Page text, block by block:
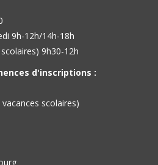
9h-12h/14h-18h
9h30-12h
d'inscriptions :
scolaires)